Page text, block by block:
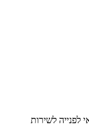
לפנייה לשירות